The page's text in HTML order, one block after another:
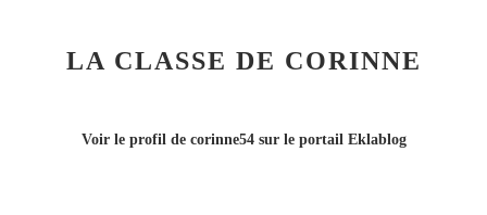
LA CLASSE DE CORINNE
Voir le profil de corinne54sur le portail Eklablog